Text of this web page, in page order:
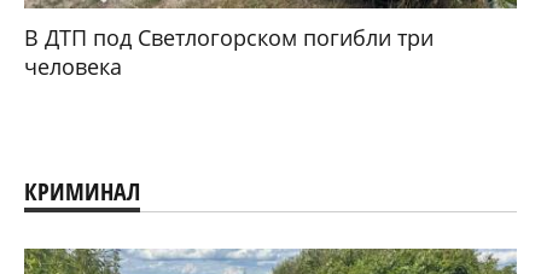
В ДТП под Светлогорском погибли три
человека
КРИМИНАЛ